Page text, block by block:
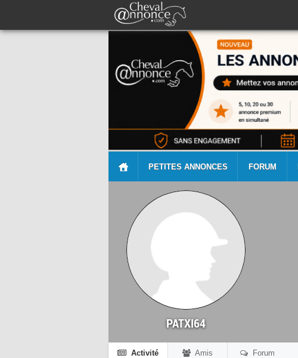
PETITES ANNONCES FORUM
PATXI64
Activité Amis Forum